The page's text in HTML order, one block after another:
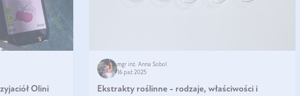
Olini
mgr inż. Anna Sobol
16 paź 2025
Ekstrakty roślinne - rodzaje, właściwości i